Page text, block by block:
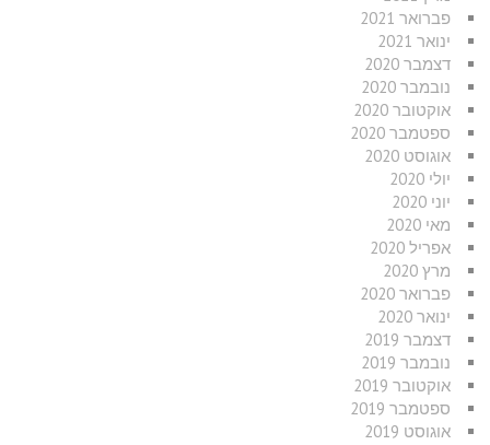
פברואר 2021
ינואר 2021
דצמבר 2020
נובמבר 2020
אוקטובר 2020
ספטמבר 2020
אוגוסט 2020
יולי 2020
יוני 2020
מאי 2020
אפריל 2020
מרץ 2020
פברואר 2020
ינואר 2020
דצמבר 2019
נובמבר 2019
אוקטובר 2019
ספטמבר 2019
אוגוסט 2019